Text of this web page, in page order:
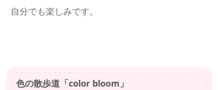
自分でも楽しみです。
色の散歩道「color bloom」